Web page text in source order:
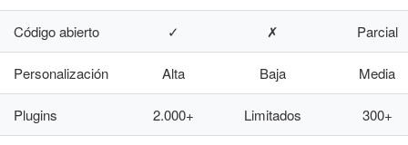
Código abierto ✓ ✗ Parcial
Personalización Alta Baja Media
Plugins 2.000+ Limitados 300+